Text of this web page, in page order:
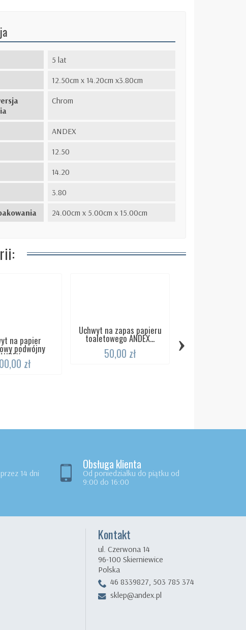
5 lat
12.50cm x 14.20cm x3.80cm
Chrom
ANDEX
12.50
14.20
3.80
24.00cm x 5.00cm x 15.00cm
na papier
podwójny
ANDEX...zł
Uchwyt na zapas papieru
toaletowego ANDEX...
50,00 zł ›
14 dni
Obsługa klienta
Od poniedziałku do piątku od
9:00 do 16:00
Kontakt
ul. Czerwona 14
96-100 Skierniewice
Polska
46 8339827, 503 785 374
sklep@andex.pl